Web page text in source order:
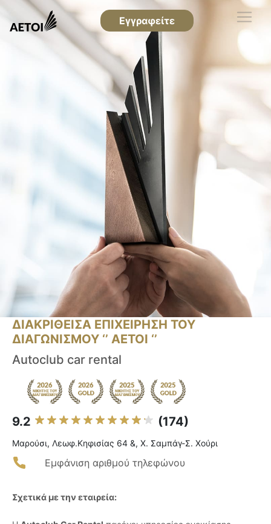
Εγγραφείτε
ΔΙΑΚΡΙΘΕΙΣΑ ΕΠΙΧΕΙΡΗΣΗ ΤΟΥ
ΔΙΑΓΩΝΙΣΜΟΥ ‘’ ΑΕΤΟΙ ‘’
Autoclub car rental
9.2 (174)
Μαρούσι, Λεωφ.Κηφισίας 64 &, Χ. Σαμπάγ-Σ. Χούρι
Εμφάνιση αριθμού τηλεφώνου
Σχετικά με την εταιρεία: